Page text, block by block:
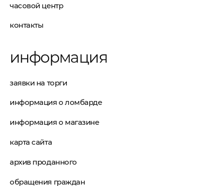
часовой центр
контакты
информация
заявки на торги
информация о ломбарде
информация о магазине
карта сайта
архив проданного
обращения граждан